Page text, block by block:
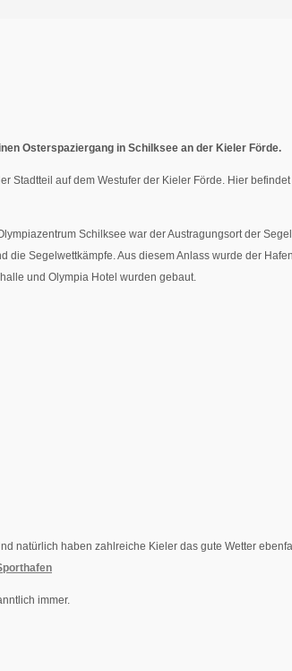
Osterspaziergang in Schilksee an der Kieler Förde.
Stadtteil auf dem Westufer der Kieler Förde. Hier
Schilksee war der Austragungsort der
Segelwettkämpfe. Aus diesem Anlass wurde der
und Olympia Hotel wurden gebaut.
natürlich haben zahlreiche Kieler das gute Wetter
immer.